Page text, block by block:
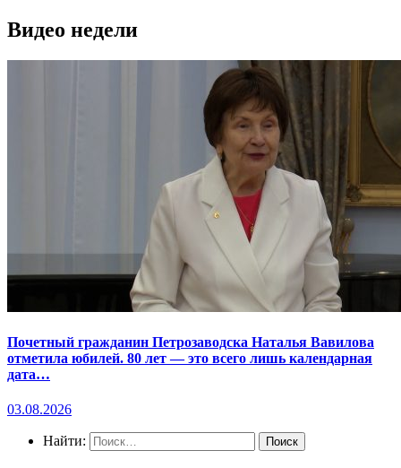
Видео недели
Почетный гражданин Петрозаводска Наталья Вавилова
отметила юбилей. 80 лет — это всего лишь календарная
дата…
03.08.2026
Найти: